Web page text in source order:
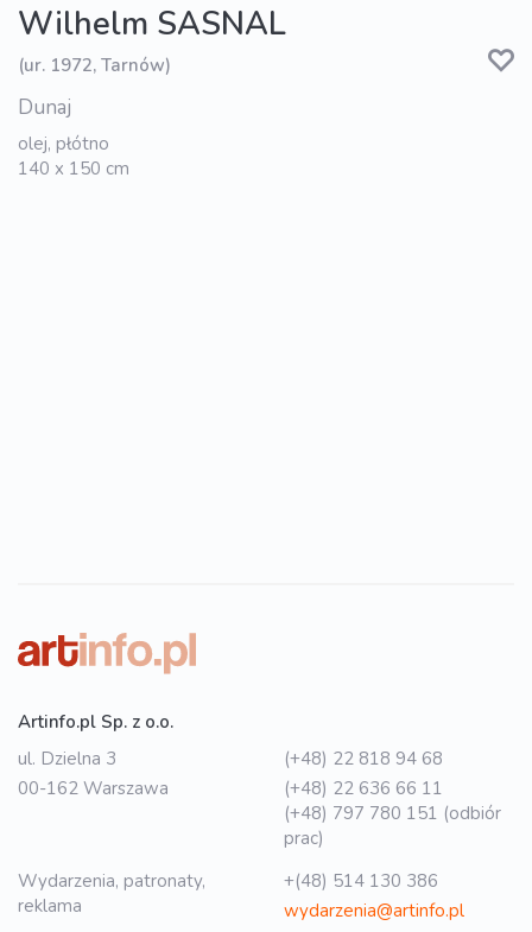
Wilhelm SASNAL
(ur. 1972, Tarnów)
Dunaj
olej, płótno
140 x 150 cm
Artinfo.pl Sp. z o.o.
ul. Dzielna 3
00-162 Warszawa
(+48) 22 818 94 68
(+48) 22 636 66 11
(+48) 797 780 151 (odbiór
prac)
Wydarzenia, patronaty,
reklama
+(48) 514 130 386
wydarzenia@artinfo.pl